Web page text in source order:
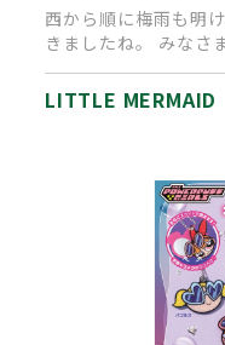
西から順に梅雨も明
きましたね。 みなさ
LITTLE MERMAID